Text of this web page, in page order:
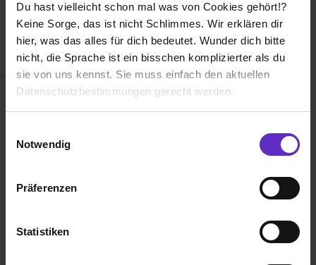
Du hast vielleicht schon mal was von Cookies gehört!?
Keine Sorge, das ist nicht Schlimmes. Wir erklären dir
hier, was das alles für dich bedeutet. Wunder dich bitte
nicht, die Sprache ist ein bisschen komplizierter als du
sie von uns kennst. Sie muss einfach den aktuellen
Datenschutzbestimmungen gerecht werden.
Benutzung der Webseite getroffenen Einstellungen zu
Webseite zu analysieren („Statistiken“), um
Informationen zu deiner Verwendung unserer Website an
Notwendig
Präferenzen
Statistiken
Betriebsinterne Ausbildung
Abiturientenprogramm
Weiter zu Schritt 2
Studiumund